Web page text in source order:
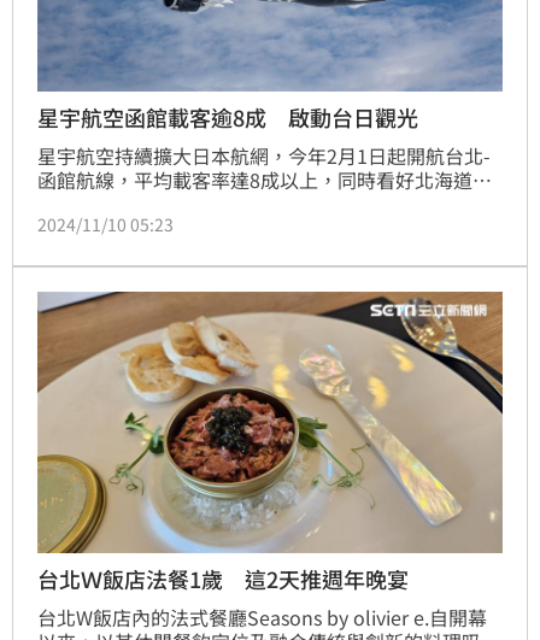
星宇航空函館載客逾8成 啟動台日觀光
星宇航空持續擴大日本航網，今年2月1日起開航台北-
函館航線，平均載客率達8成以上，同時看好北海道旅
台灣赴日熱潮，函館航線的開闢也啟動日本來台觀光商
2024/11/10 05:23
台北Ｗ飯店法餐1歲 這2天推週年晚宴
台北W飯店內的法式餐廳Seasons by olivier e.自開幕